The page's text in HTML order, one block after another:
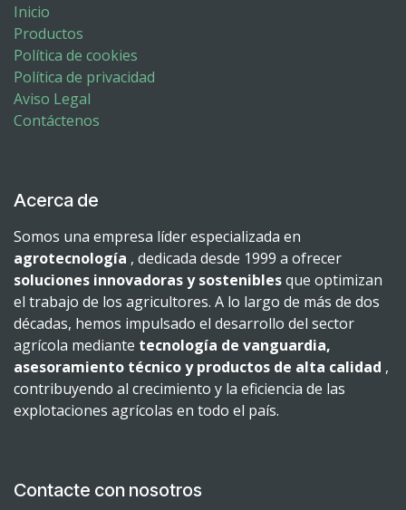
Inicio
Productos
Política de cookies
Política de privacidad
Aviso Legal
Contáctenos
Acerca de
Somos una empresa líder especializada en
agrotecnología , dedicada desde 1999 a ofrecer
soluciones innovadoras y sosteniblesque optimizan
el trabajo de los agricultores. A lo largo de más de dos
décadas, hemos impulsado el desarrollo del sector
agrícola mediante tecnología de vanguardia,
asesoramiento técnico y productos de alta calidad ,
contribuyendo al crecimiento y la eficiencia de las
explotaciones agrícolas en todo el país.
Contacte con nosotros